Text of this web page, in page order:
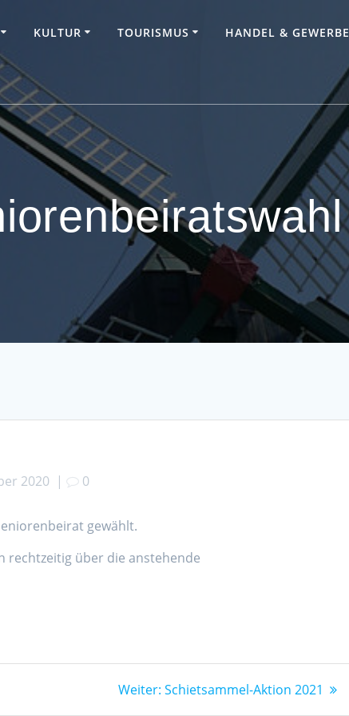
KULTUR TOURISMUS HANDEL & GEWERBE
2020 | 0
gewählt.
rechtzeitig über die anstehende
Weiter: Nächster
Schietsammel-Aktion 2021